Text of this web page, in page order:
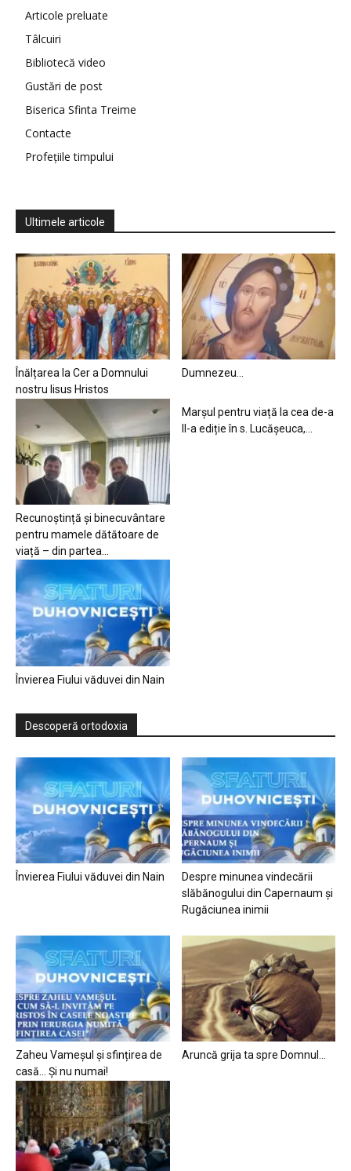
Articole preluate
Tâlcuiri
Bibliotecă video
Gustări de post
Biserica Sfinta Treime
Contacte
Profețiile timpului
Ultimele articole
Înălțarea la Cer a Domnului
nostru Iisus Hristos
Dumnezeu…
Recunoștință și binecuvântare
pentru mamele dătătoare de
viață – din partea...
Marșul pentru viață la cea de-a
II-a ediție în s. Lucășeuca,...
Învierea Fiului văduvei din Nain
Descoperă ortodoxia
Învierea Fiului văduvei din Nain
Despre minunea vindecării
slăbănogului din Capernaum și
Rugăciunea inimii
Zaheu Vameșul și sfințirea de
casă… Și nu numai!
Aruncă grija ta spre Domnul…